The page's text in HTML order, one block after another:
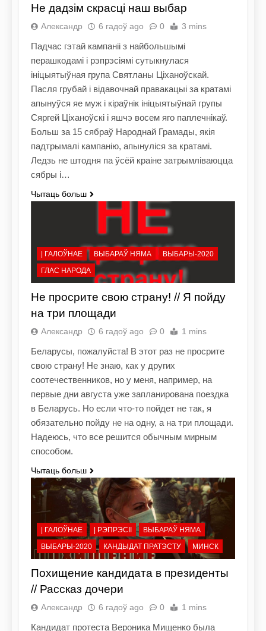
Не дадзім скрасці наш выбар
Александр 6 гадоў ago 0 3 mins
Падчас гэтай кампаніі з найбольшымі
перашкодамі і рэпрэсіямі сутыкнулася
ініцыятыўная група Святланы Ціханоўскай.
Пасля грубай і відавочнай правакацыі за кратамі
апынуўся яе муж і кіраўнік ініцыятыўнай групы
Сяргей Ціханоўскі і яшчэ восем яго паплечнікаў.
Больш за 15 сябраў Народнай Грамады, якія
падтрымалі кампанію, апынуліся за кратамі.
Ледзь не штодня па ўсёй краіне затрымліваюцца
сябры і…
Чытаць больш
| ГАЛОЎНАЕ ВЫБАРАЎ НЯМА
ВЫБАРЫ-2020
ГЛАС НАРОДА
Не просрите свою страну! // Я пойду
на три площади
Александр 6 гадоў ago 0 1 mins
Беларусы, пожалуйста! В этот раз не просрите
свою страну! Не знаю, как у других
соотечественников, но у меня, например, на
первые дни августа уже запланирована поездка
в Беларусь. Но если что-то пойдет не так, я
обязательно пойду не на одну, а на три площади.
Надеюсь, что все решится обычным мирным
способом.
Чытаць больш
| ГАЛОЎНАЕ | РЭПРЭСІІ
ВЫБАРАЎ НЯМА
ВЫБАРЫ-2020
КАНДЫДАТ ПРАТЭСТУ МИНСК
Похищение кандидата в президенты
// Рассказ дочери
Александр 6 гадоў ago 0 1 mins
Кандидат протеста Вероника Мищенко была